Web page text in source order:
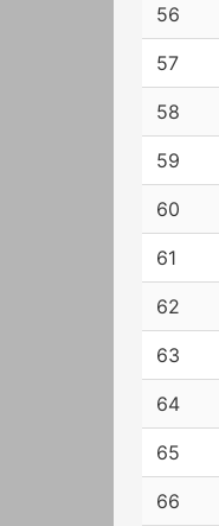
56
57
58
59
60
61
62
63
64
65
66